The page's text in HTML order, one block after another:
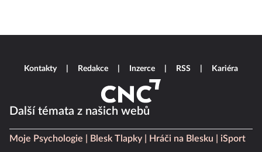
Další témata z našich webů
Moje Psychologie Blesk Tlapky Hráči na Blesku
iSport
Kontakty Redakce Inzerce RSS Kariéra